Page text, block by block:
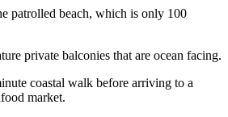
patrolled beach, which is only 100
private balconies that are ocean facing.
coastal walk before arriving to a
market.